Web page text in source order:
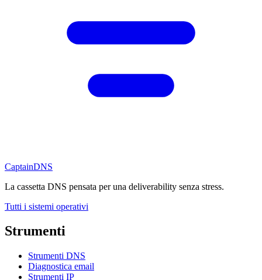
CaptainDNS
La cassetta DNS pensata per una deliverability senza stress.
Tutti i sistemi operativi
Strumenti
Strumenti DNS
Diagnostica email
Strumenti IP